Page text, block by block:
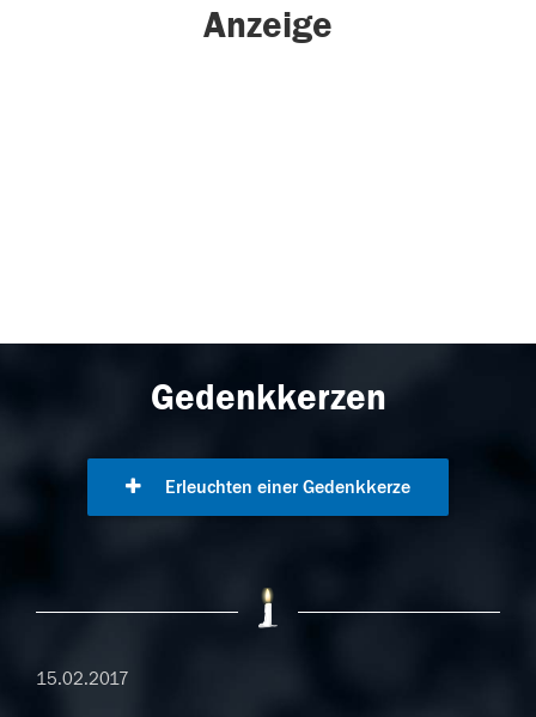
Anzeige
Gedenkkerzen
Erleuchten einer Gedenkkerze
15.02.2017